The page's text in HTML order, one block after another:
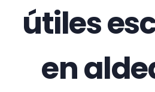
útiles
en